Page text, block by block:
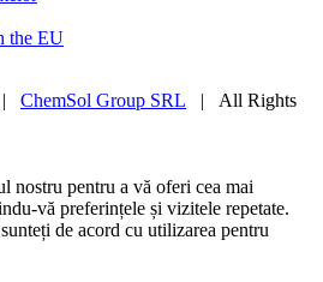
the EU
| ChemSol Group SRL | All Rights
nostru pentru a vă oferi cea mai
vă preferințele și vizitele repetate.
de acord cu utilizarea pentru